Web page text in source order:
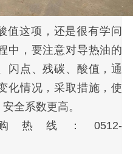
值这项，还是很有学问
中，要注意对导热油的
闪点、残碳、酸值，通
化情况，采取措施，使
全系数更高。
热线：0512-